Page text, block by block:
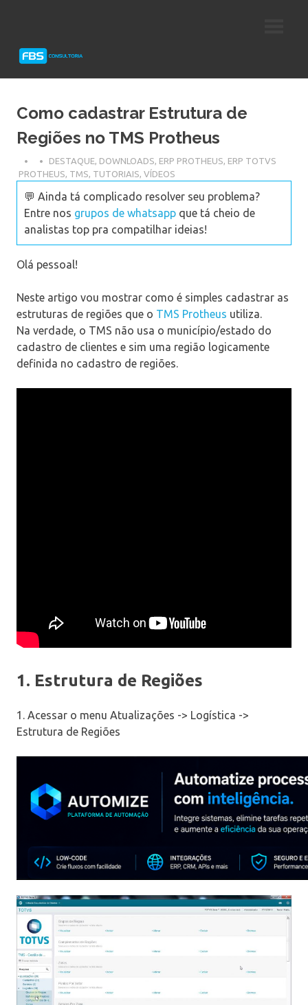
Protheus
Como cadastrar Estrutura de
Regiões no TMS Protheus
DESTAQUE, DOWNLOADS, ERP PROTHEUS, ERP TOTVS
PROTHEUS, TMS, TUTORIAIS, VÍDEOS
💬 Ainda tá complicado resolver seu problema?
Entre nos grupos de whatsapp que tá cheio de
analistas top pra compatilhar ideias!
Olá pessoal!
Neste artigo vou mostrar como é simples cadastrar as
estruturas de regiões que o TMS Protheus utiliza.
Na verdade, o TMS não usa o município/estado do
cadastro de clientes e sim uma região logicamente
definida no cadastro de regiões.
1. Estrutura de Regiões
1. Acessar o menu Atualizações -> Logística ->
Estrutura de Regiões